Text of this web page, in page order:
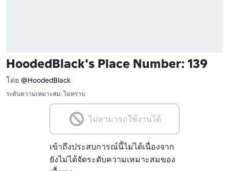
HoodedBlack's Place Number: 139
โดย @HoodedBlack
ระดับความเหมาะสม: ไม่ทราบ
ไม่สามารถใช้งานได้
เข้าถึงประสบการณ์นี้ไม่ได้เนื่องจาก
ยังไม่ได้จัดระดับความเหมาะสมของ